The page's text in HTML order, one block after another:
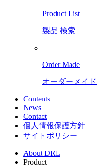
Product List
製品 検索
Order Made
オーダーメイド
Contents
News
Contact
個人情報保護方針
サイトポリシー
About DRL
Product